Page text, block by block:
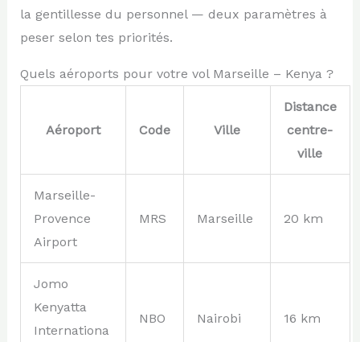
la gentillesse du personnel — deux paramètres à
peser selon tes priorités.
Quels aéroports pour votre vol Marseille – Kenya ?
Aéroport Code Ville
Distance
centre-
ville
Marseille-
Provence
Airport
MRS Marseille 20 km
Jomo
Kenyatta
Internationa
NBO Nairobi 16 km